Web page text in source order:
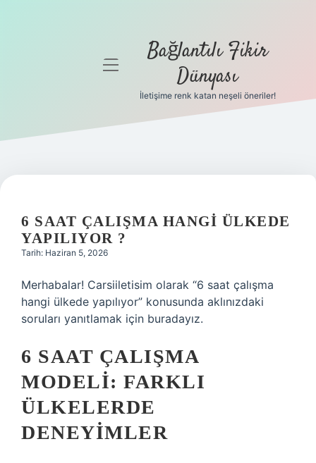
Gizlilik
Hakkımızda
menüyü
Bağlantılı Fikir
Dünyası
İletişime renk katan neşeli öneriler!
6 SAAT ÇALIŞMA HANGI ÜLKEDE
YAPILIYOR ?
Tarih: Haziran 5, 2026
Merhabalar! Carsiiletisim olarak “6 saat çalışma
hangi ülkede yapılıyor” konusunda aklınızdaki
soruları yanıtlamak için buradayız.
6 SAAT ÇALIŞMA
MODELI: FARKLI
ÜLKELERDE
DENEYIMLER